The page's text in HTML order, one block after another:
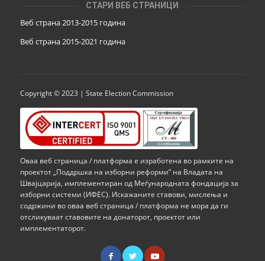
СТАРИ ВЕБ СТРАНИЦИ
Веб страна 2013-2015 година
Веб страна 2015-2021 година
Copyright © 2023 | State Election Commission
Оваа веб страница / платформа е изработена во рамките на
проектот „Поддршка на изборни реформи” на Владата на
Швајцарија, имплементиран од Меѓународната фондација за
изборни системи (ИФЕС). Искажаните ставови, мислења и
содржини во оваа веб страница / платформа не мора да ги
отсликуваат ставовите на донаторот, проектот или
имплементаторот.